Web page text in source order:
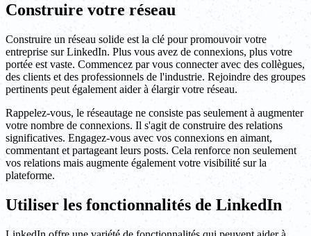
Construire votre réseau
Construire un réseau solide est la clé pour promouvoir votre
entreprise sur LinkedIn. Plus vous avez de connexions, plus votre
portée est vaste. Commencez par vous connecter avec des collègues,
des clients et des professionnels de l'industrie. Rejoindre des groupes
pertinents peut également aider à élargir votre réseau.
Rappelez-vous, le réseautage ne consiste pas seulement à augmenter
votre nombre de connexions. Il s'agit de construire des relations
significatives. Engagez-vous avec vos connexions en aimant,
commentant et partageant leurs posts. Cela renforce non seulement
vos relations mais augmente également votre visibilité sur la
plateforme.
Utiliser les fonctionnalités de LinkedIn